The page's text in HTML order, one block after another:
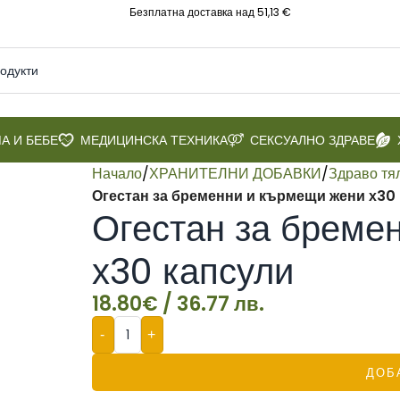
Безплатна доставка над 51,13 €
И БЕБЕ МЕДИЦИНСКА ТЕХНИКА СЕКСУАЛНО ЗДРАВЕ
Начало/ХРАНИТЕЛНИ ДОБАВКИ/Здраво
Огестан за бременни и кърмещи жени х30
Огестан за
х30 капсули
18.80€ / 36.77 лв.
- +